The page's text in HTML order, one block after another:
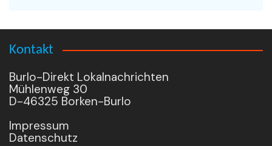
Kontakt
Burlo-Direkt Lokalnachrichten
Mühlenweg 30
D-46325 Borken-Burlo
Impressum
Datenschutz